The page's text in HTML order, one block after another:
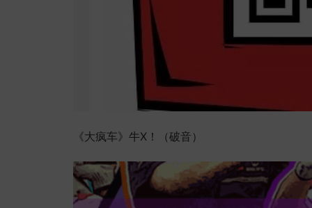
《大疯车》牛X！（破音）